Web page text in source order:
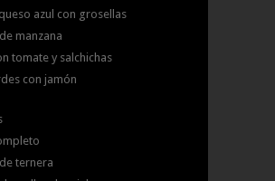
azul con grosellas
manzana
tomate y salchichas
con jamón
ternera